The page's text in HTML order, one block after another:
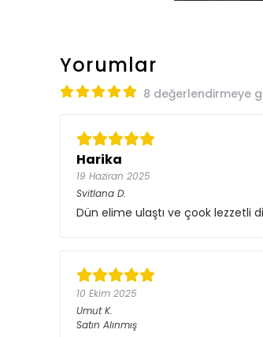
Yorumlar
8 değerlendirmeye
Harika
19 Haziran 2025
Svitlana D.
Dün elime ulaştı ve çook lezzetli
10 Ekim 2025
Umut K.
Satın Alınmış